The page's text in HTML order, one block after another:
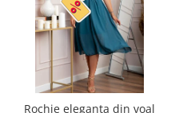
Rochie eleganta din voal